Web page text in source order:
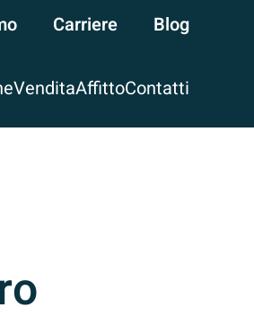
Carriere Blog
VenditaAffittoContatti